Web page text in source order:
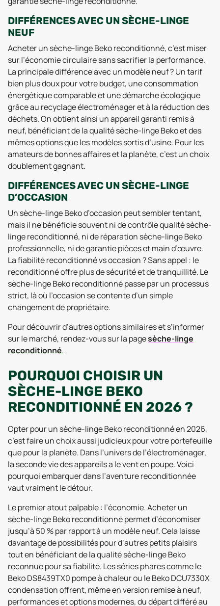
DIFFÉRENCES AVEC UN SÈCHE-LINGE
NEUF
Acheter un sèche-linge Beko reconditionné, c’est miser
sur l’économie circulaire sans sacrifier la performance.
La principale différence avec un modèle neuf ? Un tarif
bien plus doux pour votre budget, une consommation
énergétique comparable et une démarche écologique
grâce au recyclage électroménager et à la réduction des
déchets. On obtient ainsi un appareil garanti remis à
neuf, bénéficiant de la qualité sèche-linge Beko et des
mêmes options que les modèles sortis d’usine. Pour les
amateurs de bonnes affaires et la planète, c’est un choix
doublement gagnant.
DIFFÉRENCES AVEC UN SÈCHE-LINGE
D’OCCASION
Un sèche-linge Beko d’occasion peut sembler tentant,
mais il ne bénéficie souvent ni de contrôle qualité sèche-
linge reconditionné, ni de réparation sèche-linge Beko
professionnelle, ni de garantie pièces et main d’œuvre.
La fiabilité reconditionné vs occasion ? Sans appel : le
reconditionné offre plus de sécurité et de tranquillité. Le
sèche-linge Beko reconditionné passe par un processus
strict, là où l’occasion se contente d’un simple
changement de propriétaire.
Pour découvrir d’autres options similaires et s’informer
sur le marché, rendez-vous sur la pagesèche-linge
reconditionné.
POURQUOI CHOISIR UN
SÈCHE-LINGE BEKO
RECONDITIONNÉ EN 2026 ?
Opter pour un sèche-linge Beko reconditionné en 2026,
c’est faire un choix aussi judicieux pour votre portefeuille
que pour la planète. Dans l’univers de l’électroménager,
la seconde vie des appareils a le vent en poupe. Voici
pourquoi embarquer dans l’aventure reconditionnée
vaut vraiment le détour.
Le premier atout palpable : l’économie. Acheter un
sèche-linge Beko reconditionné permet d’économiser
jusqu’à 50 % par rapport à un modèle neuf. Cela laisse
davantage de possibilités pour d’autres petits plaisirs
tout en bénéficiant de la qualité sèche-linge Beko
reconnue pour sa fiabilité. Les séries phares comme le
Beko DS8439TX0 pompe à chaleur ou le Beko DCU7330X
condensation offrent, même en version remise à neuf,
performances et options modernes, du départ différé au